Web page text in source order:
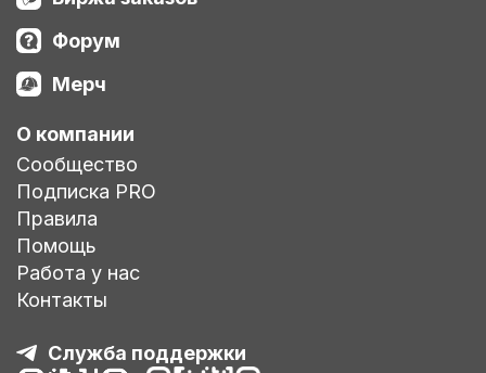
Форум
Мерч
О компании
Сообщество
Подписка PRO
Правила
Помощь
Работа у нас
Контакты
Служба поддержки